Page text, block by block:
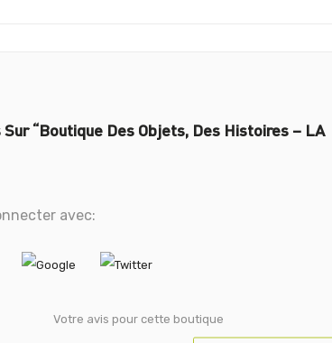
“Boutique Des Objets, Des Histoires – LA
avec:
Votre avis pour cette boutique